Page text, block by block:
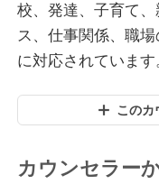
校、発達、子育て
ス、仕事関係、職
に対応されています
このカ
カウンセラー